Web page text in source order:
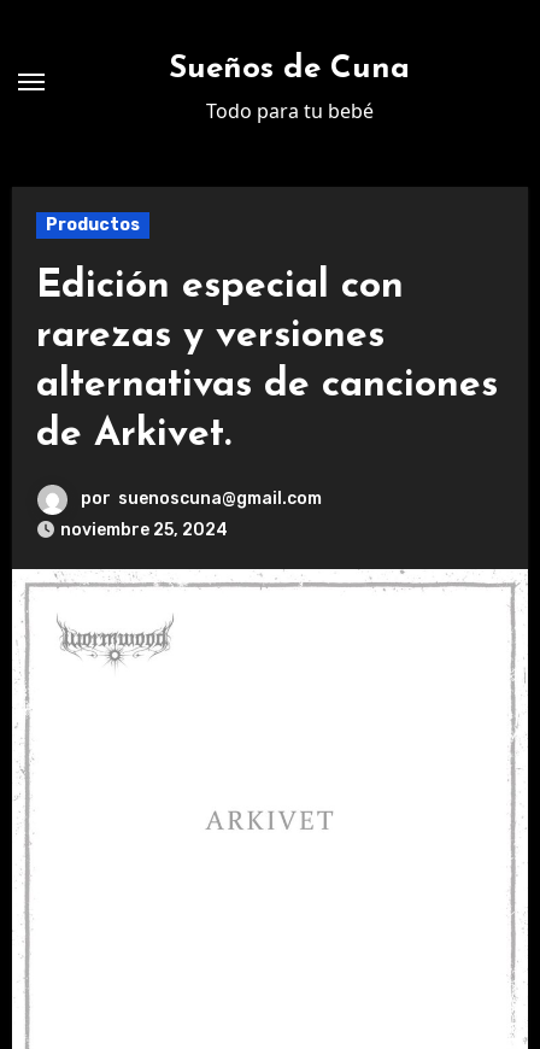
contenido
Sueños de Cuna
Todo para tu bebé
Productos
Edición especial con
rarezas y versiones
alternativas de canciones
de Arkivet.
por suenoscuna@gmail.com
noviembre 25, 2024